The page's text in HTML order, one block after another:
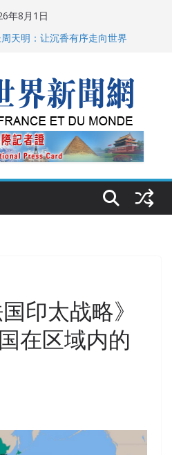
年8月1日
天明：让沉香有序走向世界
海南天香：加拿大茶艺师邓岚月
印太战略》
在区域内的